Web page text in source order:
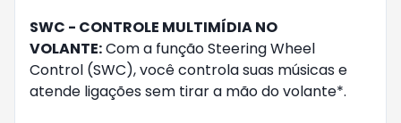
SWC - CONTROLE MULTIMÍDIA NO
VOLANTE:Com a função Steering Wheel
Control (SWC), você controla suas músicas e
atende ligações sem tirar a mão do volante*.